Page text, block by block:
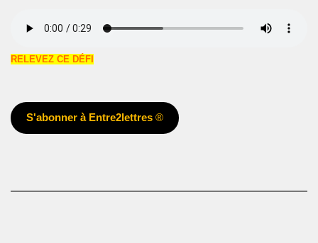
RELEVEZ CE DÉFI
S'abonner à Entre2lettres®